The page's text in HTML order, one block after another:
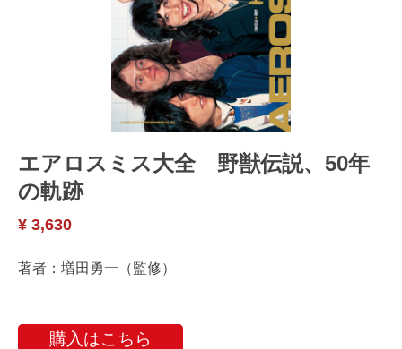
エアロスミス大全 野獣伝説、50年
の軌跡
¥ 3,630
著者：増田勇一（監修）
購入はこちら